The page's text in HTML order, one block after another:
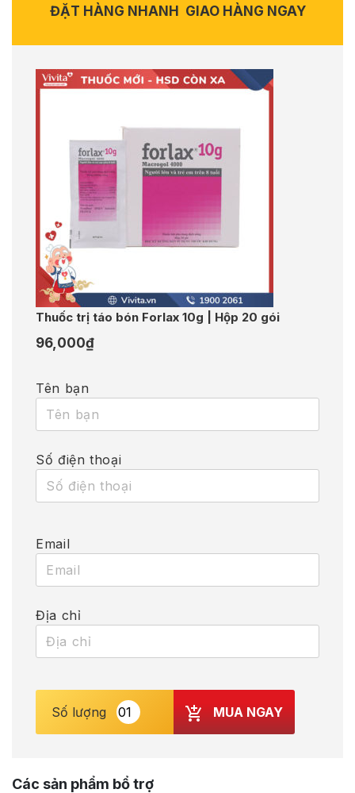
ĐẶT HÀNG NHANH GIAO HÀNG NGAY
Thuốc trị táo bón Forlax 10g | Hộp 20 gói
96,000₫
Tên bạn
Số điện thoại
Email
Địa chỉ
Số lượng MUA NGAY
Các sản phẩm bổ trợ